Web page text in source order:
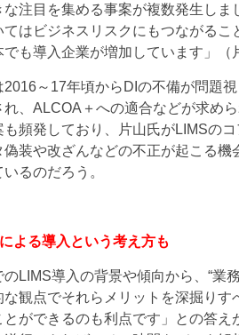
注目を集める事案が複数発生し
てはビジネスリスクにもつながる
も導入企業が増加しています」（
～17年頃からDIの不備が問題
れ、ALCOA＋への適合などが求め
も頻発しており、片山氏がLIMSの
装や改ざんなどの不正が起こる
るのだろう。
よる導入という考え方も
LIMS導入の背景や傾向から、“業
な観点でそれらメリットを深掘り
とができるのも利点です」との答